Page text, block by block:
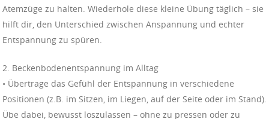
Atemzüge zu halten. Wiederhole diese kleine Übung täglich – sie
hilft dir, den Unterschied zwischen Anspannung und echter
Entspannung zu spüren.
2. Beckenbodenentspannung im Alltag
• Übertrage das Gefühl der Entspannung in verschiedene
Positionen (z.B. im Sitzen, im Liegen, auf der Seite oder im Stand).
Übe dabei, bewusst loszulassen – ohne zu pressen oder zu